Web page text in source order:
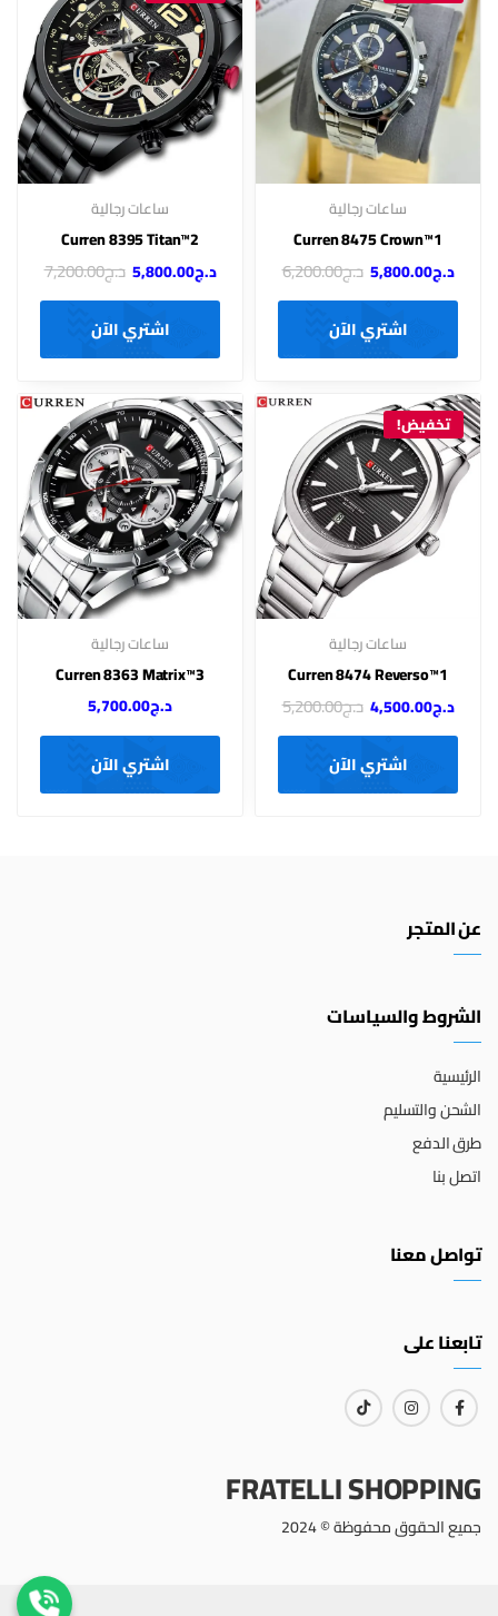
ساعات رجالية
Curren 8475 Crown™1
د.ج5,800.00 د.ج6,200.00
اشتري الآن
ساعات رجالية
Curren 8395 Titan™2
د.ج5,800.00 د.ج7,200.00
اشتري الآن
تخفيض!
ساعات رجالية
Curren 8474 Reverso™1
د.ج4,500.00 د.ج5,200.00
اشتري الآن
ساعات رجالية
Curren 8363 Matrix™3
د.ج5,700.00
اشتري الآن
عن المتجر
الشروط والسياسات
الرئيسية
الشحن والتسليم
طرق الدفع
اتصل بنا
تواصل معنا
تابعنا على
FRATELLI SHOPPING
جميع الحقوق محفوظة © 2024